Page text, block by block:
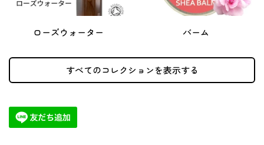
ローズウォーター バーム
すべてのコレクションを表示する